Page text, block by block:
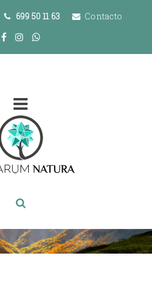
699 50 11 63 Contacto